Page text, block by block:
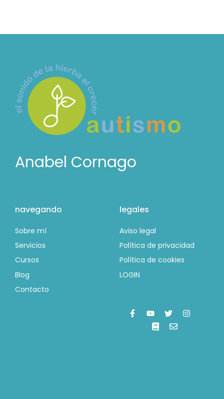
Anabel Cornago
navegando
Sobre mí
Servicios
Cursos
Blog
Contacto
legales
Aviso legal
Política de privacidad
Política de cookies
LOGIN